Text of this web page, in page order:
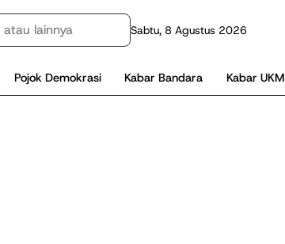
Sabtu, 8 Agustus 2026
Pojok Demokrasi Kabar Bandara Kabar UKM